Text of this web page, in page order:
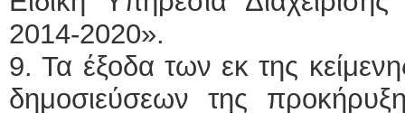
2014-2020».
9. Τα έξοδα των εκ της
δημοσιεύσεων της